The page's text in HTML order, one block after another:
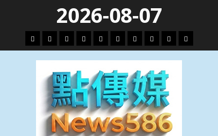
content
2026-08-07
頭
條
財
經
地
方.
會
文
教.
技
專
題
娛
樂
劇
政
治
國
際
運
動
生
活